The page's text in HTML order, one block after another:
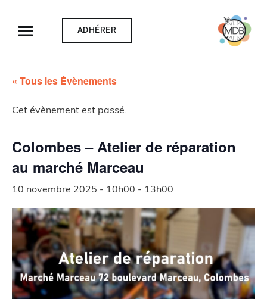
ADHÉRER
« Tous les Évènements
Cet évènement est passé.
Colombes – Atelier de réparation
au marché Marceau
10 novembre 2025 - 10h00 - 13h00